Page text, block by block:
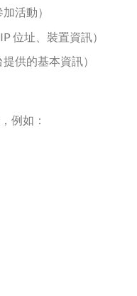
活動）
位址、裝置資訊）
供的基本資訊）
例如：